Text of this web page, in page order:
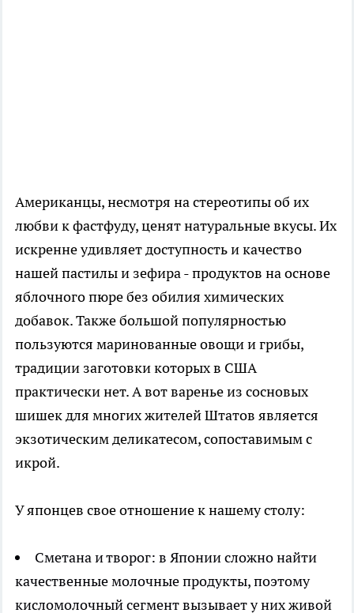
Американцы, несмотря на стереотипы об их
любви к фастфуду, ценят натуральные вкусы. Их
искренне удивляет доступность и качество
нашей пастилы и зефира - продуктов на основе
яблочного пюре без обилия химических
добавок. Также большой популярностью
пользуются маринованные овощи и грибы,
традиции заготовки которых в США
практически нет. А вот варенье из сосновых
шишек для многих жителей Штатов является
экзотическим деликатесом, сопоставимым с
икрой.
У японцев свое отношение к нашему столу:
Сметана и творог: в Японии сложно найти
качественные молочные продукты, поэтому
кисломолочный сегмент вызывает у них живой